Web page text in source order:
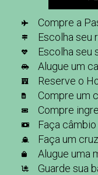
Compre a
Escolha seu
Escolha seu
Alugue um
Reserve o
Compre um
Compre
Faça
Faça um
Alugue uma
Guarde sua